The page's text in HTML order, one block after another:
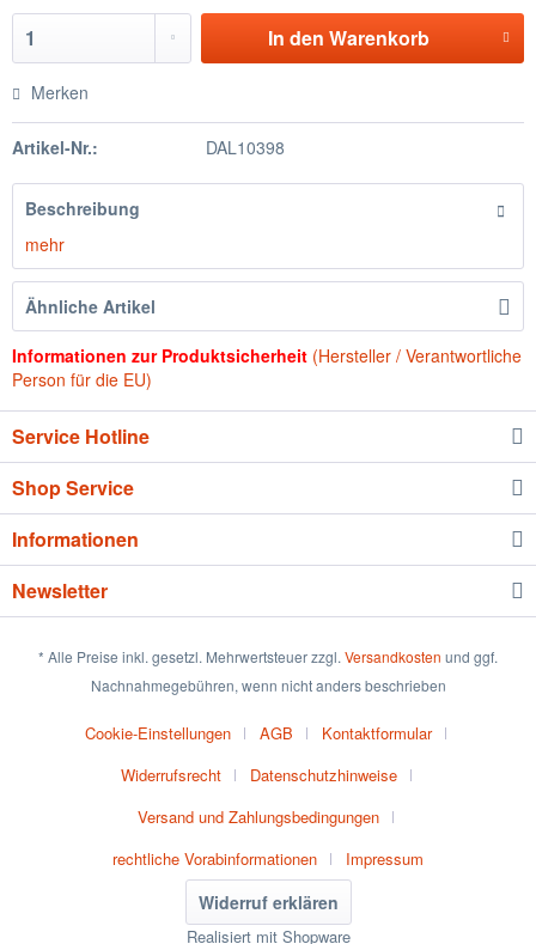
In den Warenkorb
Merken
Artikel-Nr.: DAL10398
Beschreibung
mehr
Ähnliche Artikel
Informationen zur Produktsicherheit (Hersteller / Verantwortliche
Person für die EU)
Service Hotline
Shop Service
Informationen
Newsletter
* Alle Preise inkl. gesetzl. Mehrwertsteuer zzgl. Versandkosten und ggf.
Nachnahmegebühren, wenn nicht anders beschrieben
Cookie-Einstellungen AGB
Kontaktformular
Widerrufsrecht
Datenschutzhinweise
Versand und Zahlungsbedingungen
rechtliche Vorabinformationen
Impressum
Widerruf erklären
Realisiert mit Shopware